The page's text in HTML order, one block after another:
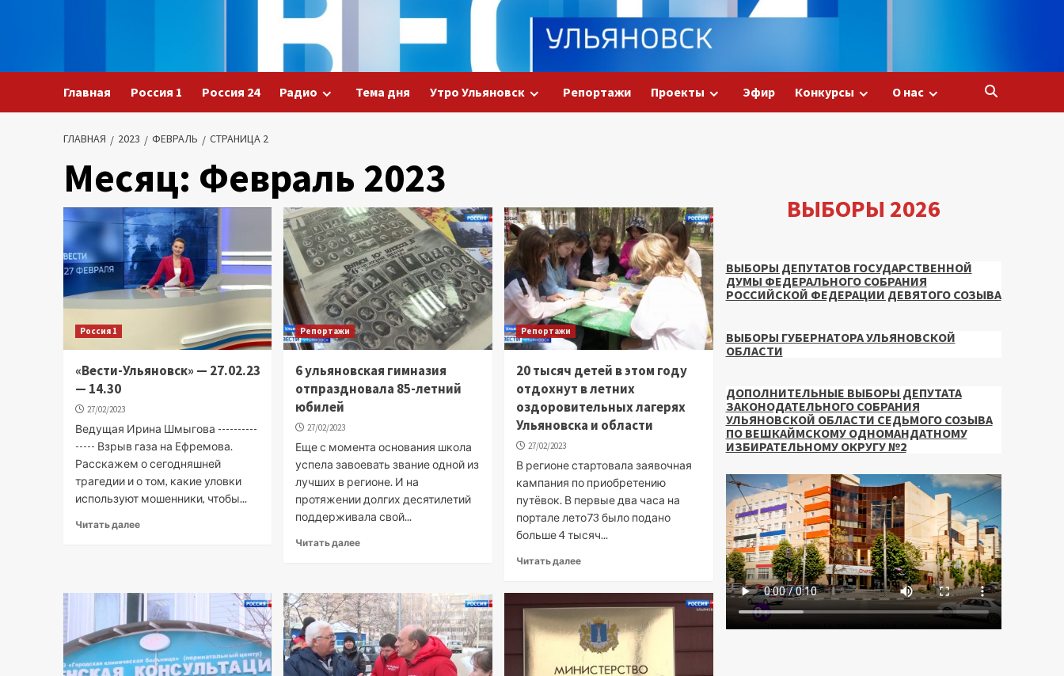
Главная Россия 1 Россия 24 Радио Тема дня Утро Ульяновск Репортажи Проекты Эфир Конкурсы О нас
ГЛАВНАЯ 2023 ФЕВРАЛЬ СТРАНИЦА 2
Месяц: Февраль 2023
Россия 1
«Вести-Ульяновск» — 27.02.23
— 14.30
27/02/2023
Ведущая Ирина Шмыгова ----------
----- Взрыв газа на Ефремова.
Расскажем о сегодняшней
трагедии и о том, какие уловки
используют мошенники, чтобы...
Читать далее
Репортажи
6 ульяновская гимназия
отпраздновала 85-летний
юбилей
27/02/2023
Еще с момента основания школа
успела завоевать звание одной из
лучших в регионе. И на
протяжении долгих десятилетий
поддерживала свой...
Читать далее
Репортажи
20 тысяч детей в этом году
отдохнут в летних
оздоровительных лагерях
Ульяновска и области
27/02/2023
В регионе стартовала заявочная
кампания по приобретению
путёвок. В первые два часа на
портале лето73 было подано
больше 4 тысяч...
Читать далее
ВЫБОРЫ 2026
ВЫБОРЫ ДЕПУТАТОВ ГОСУДАРСТВЕННОЙ
ДУМЫ ФЕДЕРАЛЬНОГО СОБРАНИЯ
РОССИЙСКОЙ ФЕДЕРАЦИИ ДЕВЯТОГО СОЗЫВА
ВЫБОРЫ ГУБЕРНАТОРА УЛЬЯНОВСКОЙ
ОБЛАСТИ
ДОПОЛНИТЕЛЬНЫЕ ВЫБОРЫ ДЕПУТАТА
ЗАКОНОДАТЕЛЬНОГО СОБРАНИЯ
УЛЬЯНОВСКОЙ ОБЛАСТИ СЕДЬМОГО СОЗЫВА
ПО ВЕШКАЙМСКОМУ ОДНОМАНДАТНОМУ
ИЗБИРАТЕЛЬНОМУ ОКРУГУ №2